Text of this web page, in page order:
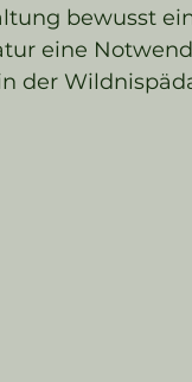
bewusst
eine
der